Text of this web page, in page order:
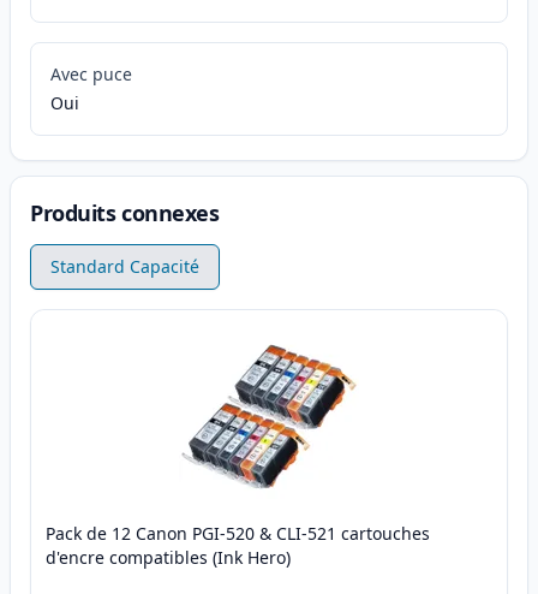
Avec puce
Oui
Produits connexes
Standard Capacité
Pack de 12 Canon PGI-520 & CLI-521 cartouches
d'encre compatibles (Ink Hero)